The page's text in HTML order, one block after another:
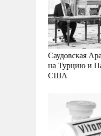
Саудовская
на Турцию и
США